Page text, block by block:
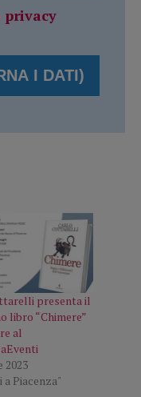
privacy
presenta il
libro “Chimere”
al
2023
a Piacenza"